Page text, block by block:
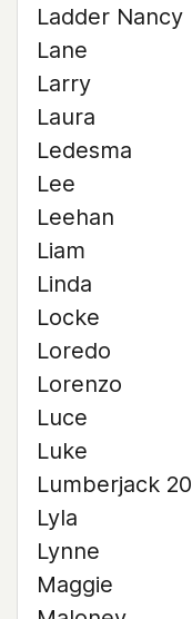
Ladder Nancy
Lane
Larry
Laura
Ledesma
Lee
Leehan
Liam
Linda
Locke
Loredo
Lorenzo
Luce
Luke
Lumberjack 20
Lyla
Lynne
Maggie